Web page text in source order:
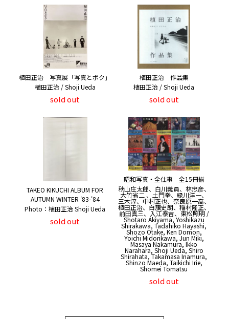
植田正治 写真展「写真とボク」
植田正治 / Shoji Ueda
sold out
植田正治 作品集
植田正治 / Shoji Ueda
sold out
TAKEO KIKUCHI ALBUM FOR
AUTUMN WINTER '83-'84
Photo：植田正治 Shoji Ueda
sold out
昭和写真・全仕事 全15冊揃
秋山庄太郎、白川義員、林忠彦、
大竹省二 、土門拳、緑川洋一、
三木淳、中村正也、奈良原一高、
植田正治、白籏史朗、稲村隆正、
前田真三、入江泰吉、東松照明 /
Shotaro Akiyama, Yoshikazu
Shirakawa, Tadahiko Hayashi,
Shozo Otake, Ken Domon,
Yoichi Midorikawa, Jun Miki,
Masaya Nakamura, Ikko
Narahara, Shoji Ueda, Shiro
Shirahata, Takamasa Inamura,
Shinzo Maeda, Taikichi Irie,
Shomei Tomatsu
sold out